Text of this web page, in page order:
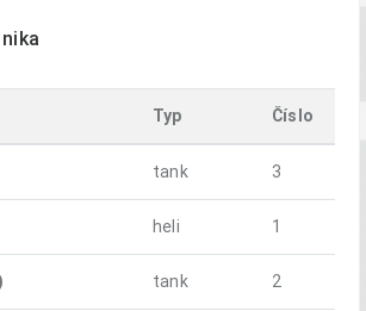
Typ Číslo
tank 3
heli 1
tank 2